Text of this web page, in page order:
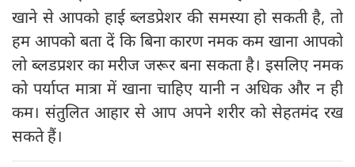
खाने से आपको हाई ब्लडप्रेशर की समस्या हो सकती है, तो
हम आपको बता दें कि बिना कारण नमक कम खाना आपको
लो ब्लडप्रशर का मरीज जरूर बना सकता है। इसलिए नमक
को पर्याप्त मात्रा में खाना चाहिए यानी न अधिक और न ही
कम। संतुलित आहार से आप अपने शरीर को सेहतमंद रख
सकते हैं।